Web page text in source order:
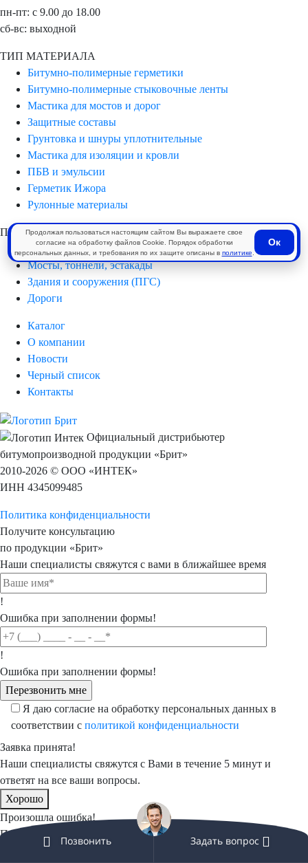
пн-пт: с 9.00 до 18.00
сб-вс: выходной
ТИП МАТЕРИАЛА
Битумно-полимерные герметики
Битумно-полимерные стыковочные ленты
Мастика для мостов и дорог
Защитные составы
Грунтовка и шнуры уплотнительные
Мастика для изоляции и кровли
ПБВ и эмульсии
Герметик Ижора
Рулонные материалы
ПРИМЕНЕНИЕ
Аэродромы
Мосты, тоннели, эстакады
Здания и сооружения (ПГС)
Дороги
Каталог
О компании
Новости
Черный список
Контакты
Официальный дистрибьютер
битумопроизводной продукции «Брит»
2010-2026 © ООО «ИНТЕК»
ИНН 4345099485
Политика конфиденциальности
Получите консультацию
по продукции «Брит»
Наши специалисты свяжутся с вами в ближайшее время
!
Ошибка при заполнении формы!
!
Ошибка при заполнении формы!
Я даю согласие на обработку персональных данных в
соответствии с политикой конфиденциальности
Заявка принята!
Наши специалисты свяжутся с Вами в течение 5 минут и
ответят на все ваши вопросы.
Хорошо
Произошла ошибка!
Попробуйте сделать заказ позднее!
Продолжая пользоваться настоящим сайтом Вы выражаете свое
согласие на обработку файлов Cookie. Порядок обработки
персональных данных, и требования по их защите описаны в политике.
Ок
Позвонить Задать вопрос